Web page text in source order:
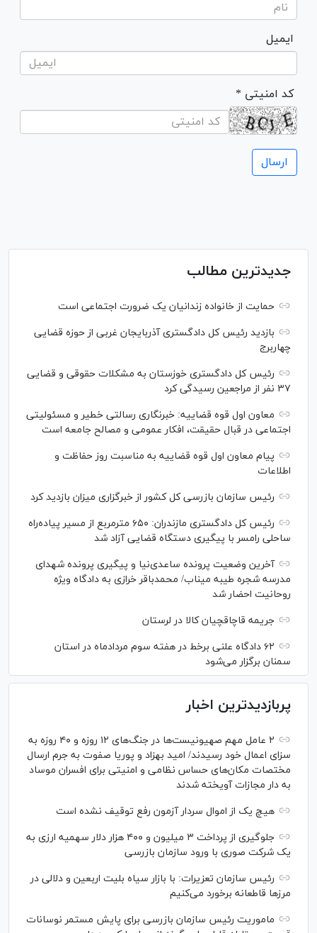
ایمیل
* کد امنیتی
جدیدترین مطالب
حمایت از خانواده زندانیان یک ضرورت اجتماعی است
بازدید رئیس کل دادگستری آذربایجان غربی از حوزه قضایی
چهاربرج
رئیس کل دادگستری خوزستان به مشکلات حقوقی و قضایی
۳۷ نفر از مراجعین رسیدگی کرد
معاون اول قوه قضاییه: خبرنگاری رسالتی خطیر و مسئولیتی
اجتماعی در قبال حقیقت، افکار عمومی و مصالح جامعه است
پیام معاون اول قوه قضاییه به مناسبت روز حفاظت و
اطلاعات
رئیس سازمان بازرسی کل کشور از خبرگزاری میزان بازدید کرد
رئیس کل دادگستری مازندران: ۶۵۰ مترمربع از مسیر پیاده‌راه
ساحلی رامسر با پیگیری دستگاه قضایی آزاد شد
آخرین وضعیت پرونده ساعدی‌نیا و پیگیری پرونده شهدای
مدرسه شجره طیبه میناب/ محمدباقر خرازی به دادگاه ویژه
روحانیت احضار شد
جریمه قاچاقچیان کالا در لرستان
۶۲ دادگاه علنی برخط در هفته سوم مردادماه در استان
سمنان برگزار می‌شود
پربازدیدترین اخبار
۲ عامل مهم صهیونیست‌ها در جنگ‌های ۱۲ روزه و ۴۰ روزه به
سزای اعمال خود رسیدند/ امید بهزاد و پوریا صفوت به جرم ارسال
مختصات مکان‌های حساس نظامی و امنیتی برای افسران موساد
به دار مجازات آویخته شدند
هیچ یک از اموال سردار آزمون رفع توقیف نشده است
جلوگیری از پرداخت ۳ میلیون و ۴۰۰ هزار دلار سهمیه ارزی به
یک شرکت صوری با ورود سازمان بازرسی
رئیس سازمان تعزیرات: با بازار سیاه بلیت اربعین و دلالی در
مرز‌ها قاطعانه برخورد می‌کنیم
ماموریت رئیس سازمان بازرسی برای پایش مستمر نوسانات